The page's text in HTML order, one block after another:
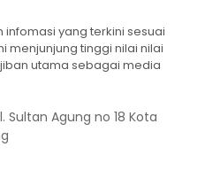
yang terkini sesuai
menjunjung tinggi nilai nilai
utama sebagai media
Sultan Agung no 18 Kota